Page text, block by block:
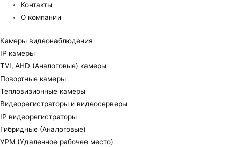
Контакты
О компании
Камеры видеонаблюдения
IP камеры
TVI, AHD (Аналоговые) камеры
Повортные камеры
Тепловизионные камеры
Видеорегистраторы и видеосерверы
IP видеорегистраторы
Гибридные (Аналоговые)
УРМ (Удаленное рабочее место)